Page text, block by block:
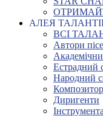
АЛЕЯ
ВСІ
Автори
Естрадний
Народний
Диригенти